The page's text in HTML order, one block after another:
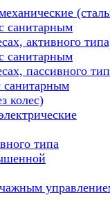
санитарным
активного
санитарным
пассивного
санитарным
колес)
типа